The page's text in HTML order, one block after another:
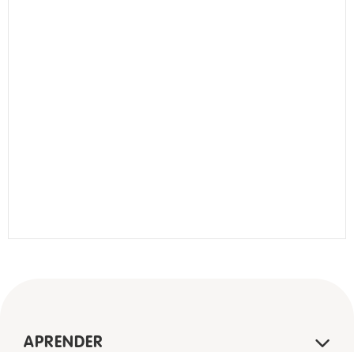
APRENDER